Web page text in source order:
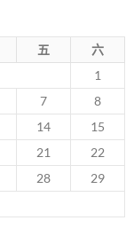
五
六
1
7
8
14
15
21
22
28
29